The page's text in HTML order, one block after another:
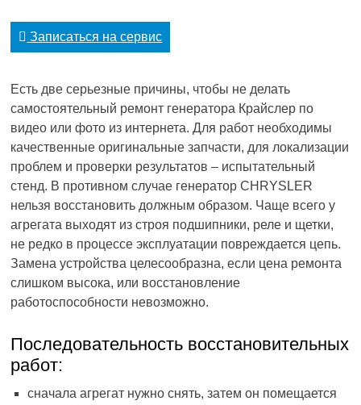
Записаться на сервис
Есть две серьезные причины, чтобы не делать
самостоятельный ремонт генератора Крайслер по
видео или фото из интернета. Для работ необходимы
качественные оригинальные запчасти, для локализации
проблем и проверки результатов – испытательный
стенд. В противном случае генератор CHRYSLER
нельзя восстановить должным образом. Чаще всего у
агрегата выходят из строя подшипники, реле и щетки,
не редко в процессе эксплуатации повреждается цепь.
Замена устройства целесообразна, если цена ремонта
слишком высока, или восстановление
работоспособности невозможно.
Последовательность восстановительных
работ:
сначала агрегат нужно снять, затем он помещается